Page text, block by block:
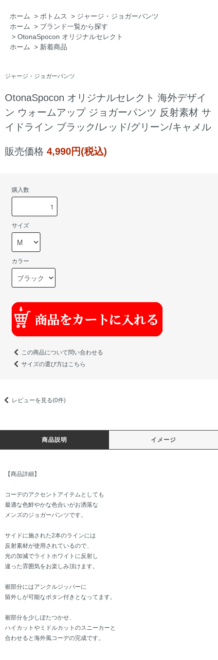
ホーム > ボトムス > ジャージ・ジョガーパンツ
ホーム
> ブランド一覧から探す
> OtonaSpocon オリジナルセレクト
ホーム
> 新着商品
ジャージ・ジョガーパンツ
OtonaSpocon オリジナルセレクト 海外デザイ
ン ウォームアップ ジョガーパンツ 反射素材 サ
イドライン ブラック/レッド/グリーン/キャメル
販売価格 4,990円(税込)
購入数
サイズ
カラー
この商品について問い合わせる
サイズの選び方はこちら
レビューを見る(0件)
商品説明 イメージ
【商品詳細】
コーデのアクセントアイテムとしても
最適な色鮮やかな色合いがお洒落な
メンズのジョガーパンツです。
サイドに施された2本のラインには
反射素材が使用されているので、
光の加減でライトホワイトに反射し
違った雰囲気をお楽しみ頂けます。
裾部分にはアンクルジッパーに
留外しが可能なボタン付きとなってます。
裾部分を少しぼたつかせ、
ハイカットやミドルカットのスニーカーと
合わせると海外風コーデの完成です。